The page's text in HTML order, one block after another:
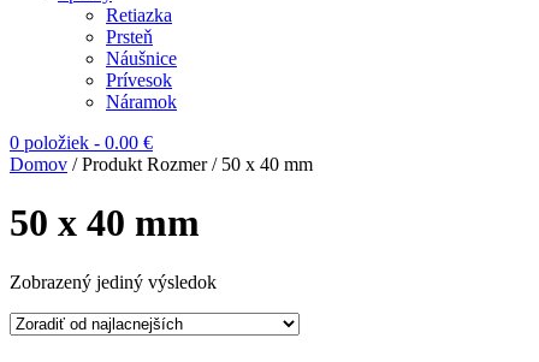
Retiazka
Prsteň
Náušnice
Prívesok
Náramok
0 položiek - 0.00 €
Domov / Produkt Rozmer / 50 x 40 mm
50 x 40 mm
Zobrazený jediný výsledok